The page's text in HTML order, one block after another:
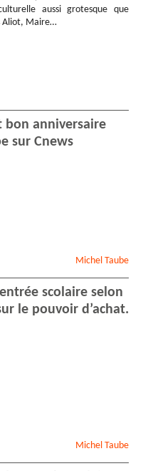
aussi grotesque que
Aliot, Maire…
bon anniversaire
sur Cnews
Michel Taube
scolaire selon
le pouvoir d’achat.
Michel Taube